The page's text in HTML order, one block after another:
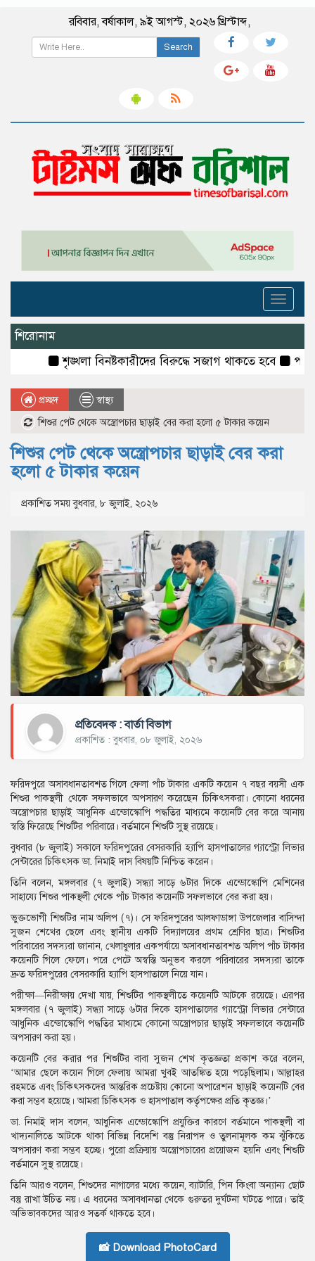
রবিবার,বর্ষাকাল, ৯ই আগস্ট, ২০২৬ খ্রিস্টাব্দ,
Search
Toggle
শিরোনাম
শৃঙ্খলা বিনষ্টকারীদের বিরুদ্ধে সজাগ থাকতে হবে
পাহারায়
প্রচ্ছদ
স্বাস্থ্য
শিশুর পেট থেকে অস্ত্রোপচার ছাড়াই বের করা হলো ৫ টাকার কয়েন
শিশুর পেট থেকে অস্ত্রোপচার ছাড়াই বের করা
হলো ৫ টাকার কয়েন
প্রকাশিত সময় বুধবার, ৮ জুলাই, ২০২৬
প্রতিবেদক : বার্তা বিভাগ
প্রকাশিত : বুধবার, ০৮ জুলাই, ২০২৬
ফরিদপুরে অসাবধানতাবশত গিলে ফেলা পাঁচ টাকার একটি কয়েন ৭ বছর বয়সী এক
শিশুর পাকস্থলী থেকে সফলভাবে অপসারণ করেছেন চিকিৎসকরা। কোনো ধরনের
অস্ত্রোপচার ছাড়াই আধুনিক এন্ডোস্কোপি পদ্ধতির মাধ্যমে কয়েনটি বের করে আনায়
স্বস্তি ফিরেছে শিশুটির পরিবারে। বর্তমানে শিশুটি সুস্থ রয়েছে।
বুধবার (৮ জুলাই) সকালে ফরিদপুরের বেসরকারি হ্যাপি হাসপাতালের গ্যাস্ট্রো লিভার
সেন্টারের চিকিৎসক ডা. নিমাই দাস বিষয়টি নিশ্চিত করেন।
তিনি বলেন, মঙ্গলবার (৭ জুলাই) সন্ধ্যা সাড়ে ৬টার দিকে এন্ডোস্কোপি মেশিনের
সাহায্যে শিশুর পাকস্থলী থেকে পাঁচ টাকার কয়েনটি সফলভাবে বের করা হয়।
ভুক্তভোগী শিশুটির নাম অলিপ (৭)। সে ফরিদপুরের আলফাডাঙ্গা উপজেলার বাসিন্দা
সুজন শেখের ছেলে এবং স্থানীয় একটি বিদ্যালয়ের প্রথম শ্রেণির ছাত্র। শিশুটির
পরিবারের সদস্যরা জানান, খেলাধুলার একপর্যায়ে অসাবধানতাবশত অলিপ পাঁচ টাকার
কয়েনটি গিলে ফেলে। পরে পেটে অস্বস্তি অনুভব করলে পরিবারের সদস্যরা তাকে
দ্রুত ফরিদপুরের বেসরকারি হ্যাপি হাসপাতালে নিয়ে যান।
পরীক্ষা—নিরীক্ষায় দেখা যায়, শিশুটির পাকস্থলীতে কয়েনটি আটকে রয়েছে। এরপর
মঙ্গলবার (৭ জুলাই) সন্ধ্যা সাড়ে ৬টার দিকে হাসপাতালের গ্যাস্ট্রো লিভার সেন্টারে
আধুনিক এন্ডোস্কোপি পদ্ধতির মাধ্যমে কোনো অস্ত্রোপচার ছাড়াই সফলভাবে কয়েনটি
অপসারণ করা হয়।
কয়েনটি বের করার পর শিশুটির বাবা সুজন শেখ কৃতজ্ঞতা প্রকাশ করে বলেন,
‘আমার ছেলে কয়েন গিলে ফেলায় আমরা খুবই আতঙ্কিত হয়ে পড়েছিলাম। আল্লাহর
রহমতে এবং চিকিৎসকদের আন্তরিক প্রচেষ্টায় কোনো অপারেশন ছাড়াই কয়েনটি বের
করা সম্ভব হয়েছে। আমরা চিকিৎসক ও হাসপাতাল কর্তৃপক্ষের প্রতি কৃতজ্ঞ।’
ডা. নিমাই দাস বলেন, আধুনিক এন্ডোস্কোপি প্রযুক্তির কারণে বর্তমানে পাকস্থলী বা
খাদ্যনালিতে আটকে থাকা বিভিন্ন বিদেশি বস্তু নিরাপদ ও তুলনামূলক কম ঝুঁকিতে
অপসারণ করা সম্ভব হচ্ছে। পুরো প্রক্রিয়ায় অস্ত্রোপচারের প্রয়োজন হয়নি এবং শিশুটি
বর্তমানে সুস্থ রয়েছে।
তিনি আরও বলেন, শিশুদের নাগালের মধ্যে কয়েন, ব্যাটারি, পিন কিংবা অন্যান্য ছোট
বস্তু রাখা উচিত নয়। এ ধরনের অসাবধানতা থেকে গুরুতর দুর্ঘটনা ঘটতে পারে। তাই
অভিভাবকদের আরও সতর্ক থাকতে হবে।
📸 Download PhotoCard